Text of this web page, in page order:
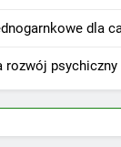
dla
rozwój